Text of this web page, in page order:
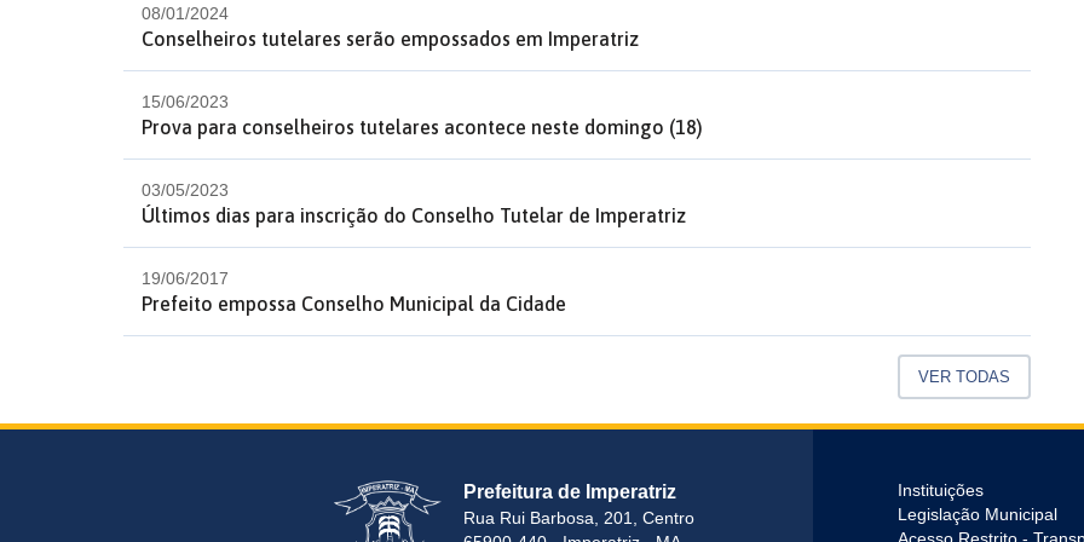
08/01/2024
Conselheiros tutelares serão empossados em Imperatriz
15/06/2023
Prova para conselheiros tutelares acontece neste domingo (18)
03/05/2023
Últimos dias para inscrição do Conselho Tutelar de Imperatriz
19/06/2017
Prefeito empossa Conselho Municipal da Cidade
VER TODAS
Prefeitura de Imperatriz
Rua Rui Barbosa, 201, Centro
Instituições
Legislação Municipal
Acesso Restrito -